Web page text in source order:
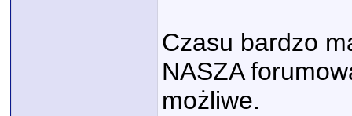
Czasu bardzo
NASZA
możliwe.